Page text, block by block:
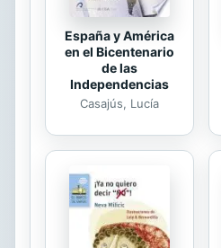
España y América
en el Bicentenario
de las
Independencias
Casajús, Lucía